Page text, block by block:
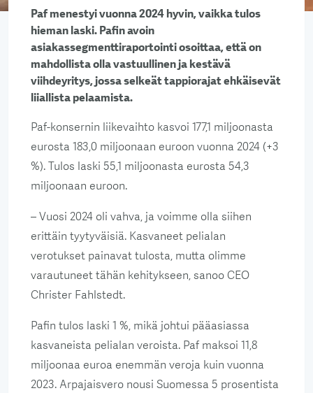
Paf menestyi vuonna 2024 hyvin, vaikka tulos
hieman laski. Pafin avoin
asiakassegmenttiraportointi osoittaa, että on
mahdollista olla vastuullinen ja kestävä
viihdeyritys, jossa selkeät tappiorajat ehkäisevät
liiallista pelaamista.
Paf-konsernin liikevaihto kasvoi 177,1 miljoonasta
eurosta 183,0 miljoonaan euroon vuonna 2024 (+3
%). Tulos laski 55,1 miljoonasta eurosta 54,3
miljoonaan euroon.
– Vuosi 2024 oli vahva, ja voimme olla siihen
erittäin tyytyväisiä. Kasvaneet pelialan
verotukset painavat tulosta, mutta olimme
varautuneet tähän kehitykseen, sanoo CEO
Christer Fahlstedt.
Pafin tulos laski 1 %, mikä johtui pääasiassa
kasvaneista pelialan veroista. Paf maksoi 11,8
miljoonaa euroa enemmän veroja kuin vuonna
2023. Arpajaisvero nousi Suomessa 5 prosentista